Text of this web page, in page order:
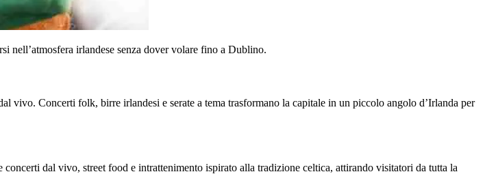
nell’atmosfera irlandese senza dover volare fino a Dublino.
vivo. Concerti folk, birre irlandesi e serate a tema trasformano la capitale in un piccolo angolo d’Irlanda per
concerti dal vivo, street food e intrattenimento ispirato alla tradizione celtica, attirando visitatori da tutta la